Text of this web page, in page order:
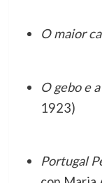
O maior
O gebo e
1923)
Portugal